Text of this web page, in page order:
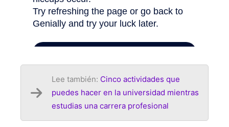
Lee también: Cinco actividades que
puedes hacer en la universidad mientras
estudias una carrera profesional